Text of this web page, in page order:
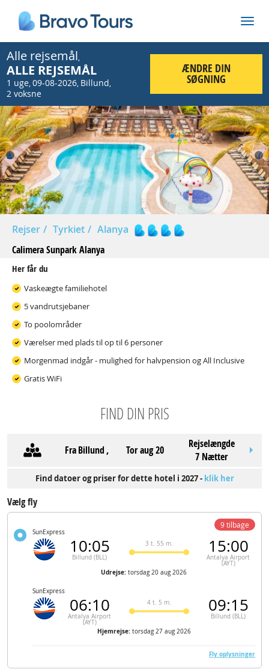
Alle rejsemål,
ALLE REJSEMÅL
1 uge,09-08-2026, Billund,
2 voksne
ÆNDRE DIN
SØGNING
Prev
Rejser Tyrkiet
Alanya
Calimera Sunpark Alanya
Her får du
Vaskeægte familiehotel
5 vandrutsjebaner
To poolområder
Værelser med plads til op til 6 personer
Morgenmad indgår - mulighed for halvpension og All Inclusive
Gratis WiFi
FIND DIN PRIS
FraBillund, tor aug 20
Rejselængde
7 Nætter
Find datoer og priser for dette hotel i 2027 - klik her
Vælg fly
SunExpress
10:05
Billund (BLL)
3 t. 55 m. 15:00
Antalya Airport
(AYT)
Udrejse: torsdag 20 aug 2026
SunExpress
06:10
Antalya Airport
(AYT)
4 t. 5 m. 09:15
Billund (BLL)
Hjemrejse: torsdag 27 aug 2026
9 tilbage
Fly oplysninger